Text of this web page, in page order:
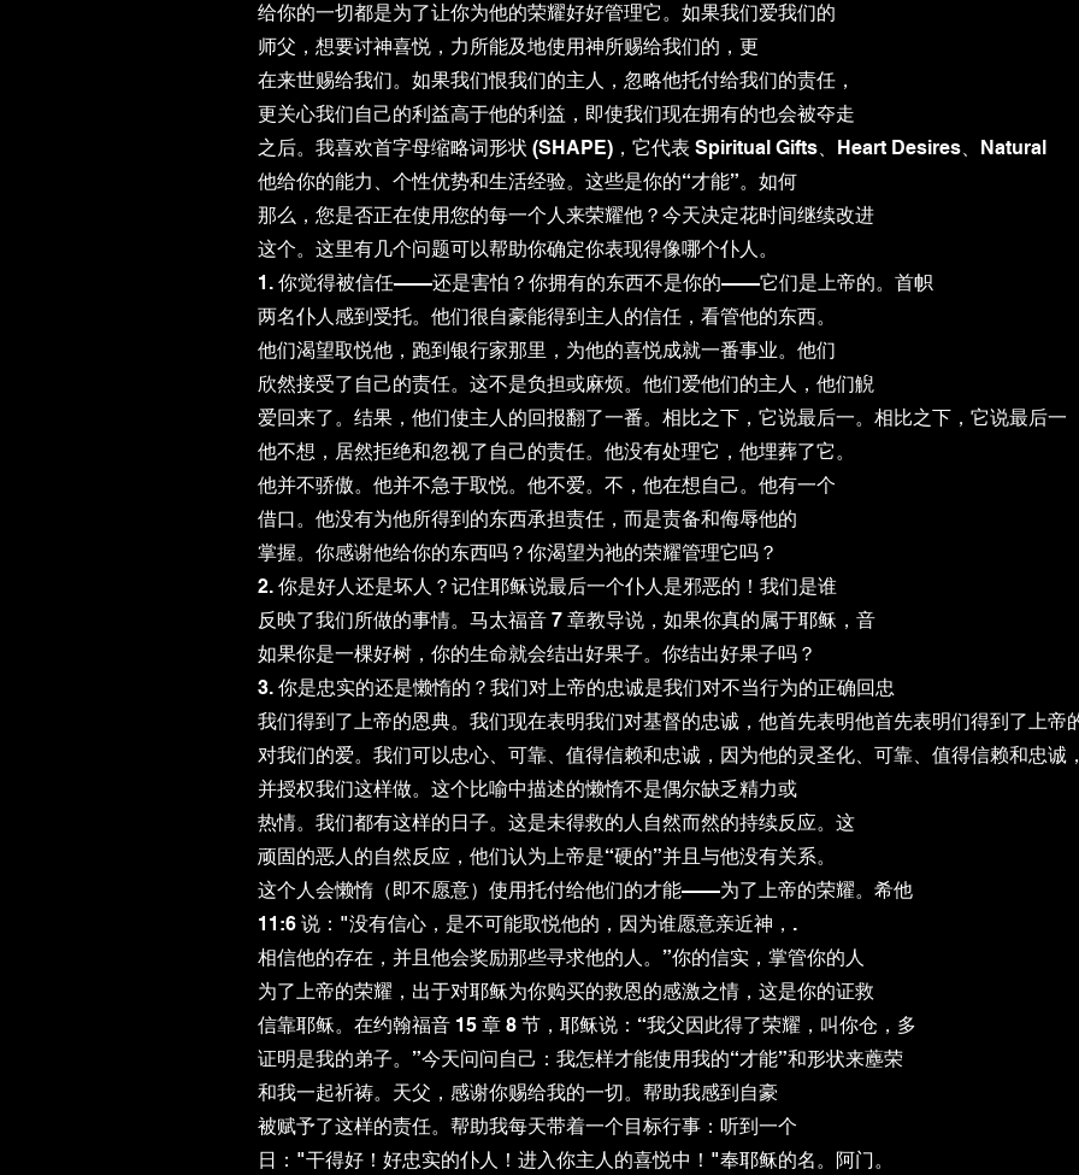
给你的一切都是为了让你为他的荣耀好好管理它。如果我们爱我们的
师父，想要讨神喜悦，力所能及地使用神所赐给我们的，更
在来世赐给我们。如果我们恨我们的主人，忽略他托付给我们的责任，
更关心我们自己的利益高于他的利益，即使我们现在拥有的也会被夺走
之后。我喜欢首字母缩略词形状 (SHAPE)，它代表 Spiritual Gifts、Heart Desires、Natural
他给你的能力、个性优势和生活经验。这些是你的“才能”。如何
那么，您是否正在使用您的每一个人来荣耀他？今天决定花时间继续改进
这个。这里有几个问题可以帮助你确定你表现得像哪个仆人。
1. 你觉得被信任——还是害怕？你拥有的东西不是你的——它们是上帝的。首帜
两名仆人感到受托。他们很自豪能得到主人的信任，看管他的东西。
他们渴望取悦他，跑到银行家那里，为他的喜悦成就一番事业。他们
欣然接受了自己的责任。这不是负担或麻烦。他们爱他们的主人，他们觬
爱回来了。结果，他们使主人的回报翻了一番。相比之下，它说最后一。相比之下，它说最后一
他不想，居然拒绝和忽视了自己的责任。他没有处理它，他埋葬了它。
他并不骄傲。他并不急于取悦。他不爱。不，他在想自己。他有一个
借口。他没有为他所得到的东西承担责任，而是责备和侮辱他的
掌握。你感谢他给你的东西吗？你渴望为祂的荣耀管理它吗？
2. 你是好人还是坏人？记住耶稣说最后一个仆人是邪恶的！我们是谁
反映了我们所做的事情。马太福音 7 章教导说，如果你真的属于耶稣，音
如果你是一棵好树，你的生命就会结出好果子。你结出好果子吗？
3. 你是忠实的还是懒惰的？我们对上帝的忠诚是我们对不当行为的正确回忠
我们得到了上帝的恩典。我们现在表明我们对基督的忠诚，他首先表明他首先表明们得到了上帝
对我们的爱。我们可以忠心、可靠、值得信赖和忠诚，因为他的灵圣化、可靠、值得信赖和忠诚
并授权我们这样做。这个比喻中描述的懒惰不是偶尔缺乏精力或
热情。我们都有这样的日子。这是未得救的人自然而然的持续反应。这
顽固的恶人的自然反应，他们认为上帝是“硬的”并且与他没有关系。
这个人会懒惰（即不愿意）使用托付给他们的才能——为了上帝的荣耀。希他
11:6 说："没有信心，是不可能取悦他的，因为谁愿意亲近神，.
相信他的存在，并且他会奖励那些寻求他的人。”你的信实，掌管你的人
为了上帝的荣耀，出于对耶稣为你购买的救恩的感激之情，这是你的证救
信靠耶稣。在约翰福音 15 章 8 节，耶稣说：“我父因此得了荣耀，叫你仓，多
证明是我的弟子。”今天问问自己：我怎样才能使用我的“才能”和形状来薼荣
和我一起祈祷。天父，感谢你赐给我的一切。帮助我感到自豪
被赋予了这样的责任。帮助我每天带着一个目标行事：听到一个
日："干得好！好忠实的仆人！进入你主人的喜悦中！"奉耶稣的名。阿门。